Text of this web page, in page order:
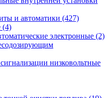
и автоматики (427)
(4)
электронные (2)
низковольтные